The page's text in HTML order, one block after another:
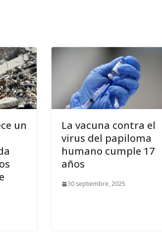
un
La vacuna contra el
virus del papiloma
humano cumple 17
años
30 septiembre, 2025